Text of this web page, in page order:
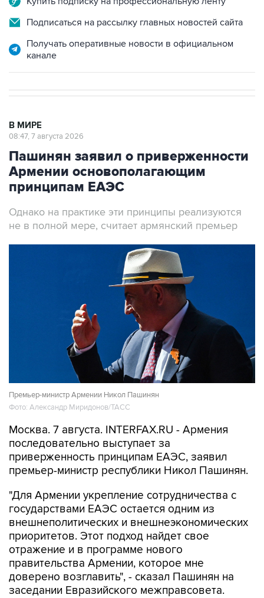
Подписаться на рассылку главных новостей сайта
Получать оперативные новости в официальном
канале
В МИРЕ
08:47, 7 августа 2026
Пашинян заявил о приверженности
Армении основополагающим
принципам ЕАЭС
Однако на практике эти принципы реализуются
не в полной мере, считает армянский премьер
Премьер-министр Армении Никол Пашинян
Фото: Александр Миридонов/ТАСС
Москва. 7 августа. INTERFAX.RU - Армения
последовательно выступает за
приверженность принципам ЕАЭС, заявил
премьер-министр республики Никол Пашинян.
"Для Армении укрепление сотрудничества с
государствами ЕАЭС остается одним из
внешнеполитических и внешнеэкономических
приоритетов. Этот подход найдет свое
отражение и в программе нового
правительства Армении, которое мне
доверено возглавить", - сказал Пашинян на
заседании Евразийского межправсовета.